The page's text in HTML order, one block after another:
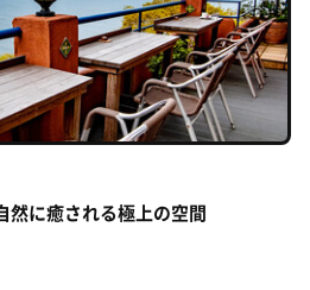
然に癒される極上の空間